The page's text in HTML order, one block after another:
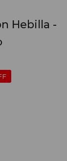
Hebilla -